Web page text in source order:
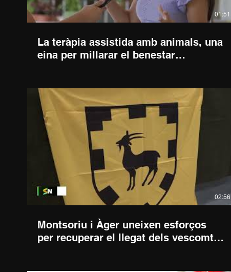
01:51
La teràpia assistida amb animals, una
eina per millarar el benestar
02:56
Montsoriu i Àger uneixen esforços
per recuperar el llegat dels vescomtes